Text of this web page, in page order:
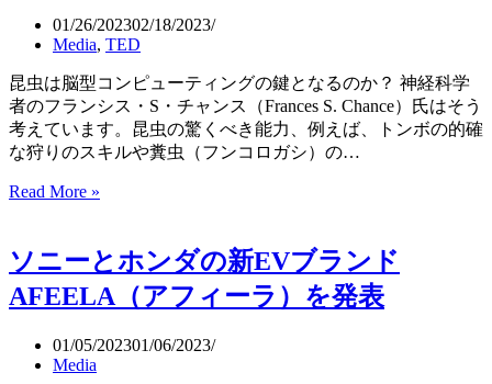
イ
ド
ラ
イ
ン
い。
根
本
的
な
課
て
ま
01/26/202302/18/2023
Media, TED
昆虫は脳型コンピューティングの鍵となるのか？ 神経科学
者のフランシス・S・チャンス（Frances S. Chance）氏はそう
考えています。昆虫の驚くべき能力、例えば、トンボの的確
な狩りのスキルや糞虫（フンコロガシ）の…
Read More »
脳
は
優
た
ソニーとホンダの新EVブランド
AFEELA（アフィーラ）を発表
01/05/202301/06/2023
Media